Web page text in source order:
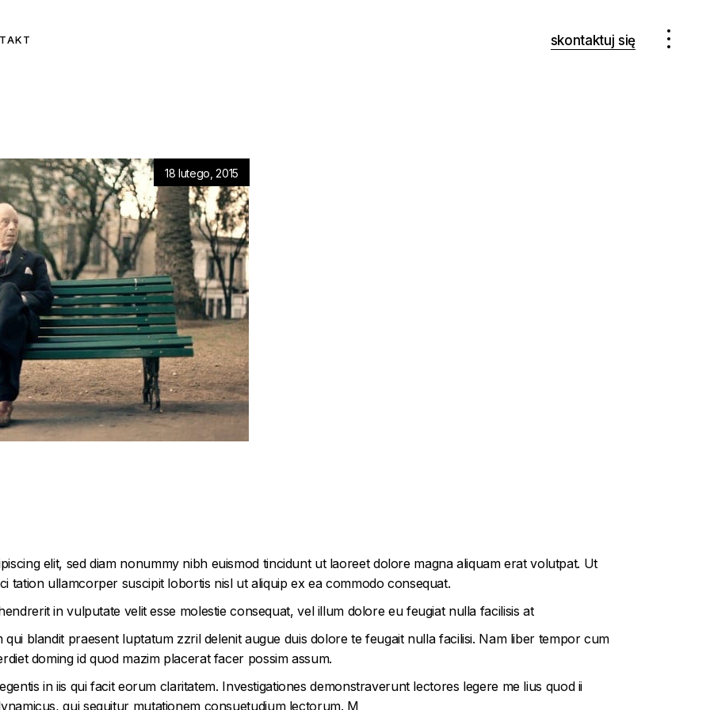
skontaktuj się
18 lutego, 2015
elit, sed diam nonummy nibh euismod tincidunt ut laoreet dolore magna aliquam erat volutpat. Ut
tation ullamcorper suscipit lobortis nisl ut aliquip ex ea commodo consequat.
in vulputate velit esse molestie consequat, vel illum dolore eu feugiat nulla facilisis at
blandit praesent luptatum zzril delenit augue duis dolore te feugait nulla facilisi. Nam liber tempor cum
doming id quod mazim placerat facer possim assum.
in iis qui facit eorum claritatem. Investigationes demonstraverunt lectores legere me lius quod ii
qui sequitur mutationem consuetudium lectorum. M